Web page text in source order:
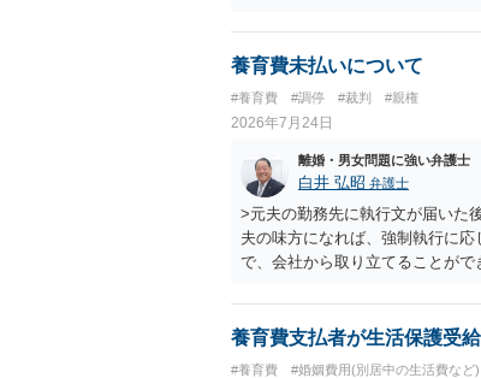
ったということですので、むし
ます。
養育費未払いについて
#養育費 #調停 #裁判 #親権
2026年7月24日
離婚・男女問題に強い弁護士
白井 弘昭 弁護士
>元夫の勤務先に執行文が届いた
夫の味方になれば、強制執行に
で、会社から取り立てることが
ても取れなくても、執行裁判所
きるのでしょうか？ できます。
養育費支払者が生活保護受
#養育費 #婚姻費用(別居中の生活費など)